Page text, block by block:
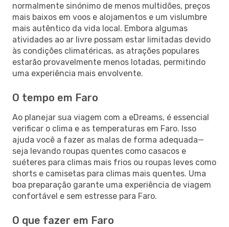
normalmente sinónimo de menos multidões, preços
mais baixos em voos e alojamentos e um vislumbre
mais autêntico da vida local. Embora algumas
atividades ao ar livre possam estar limitadas devido
às condições climatéricas, as atrações populares
estarão provavelmente menos lotadas, permitindo
uma experiência mais envolvente.
O tempo em Faro
Ao planejar sua viagem com a eDreams, é essencial
verificar o clima e as temperaturas em Faro. Isso
ajuda você a fazer as malas de forma adequada—
seja levando roupas quentes como casacos e
suéteres para climas mais frios ou roupas leves como
shorts e camisetas para climas mais quentes. Uma
boa preparação garante uma experiência de viagem
confortável e sem estresse para Faro.
O que fazer em Faro